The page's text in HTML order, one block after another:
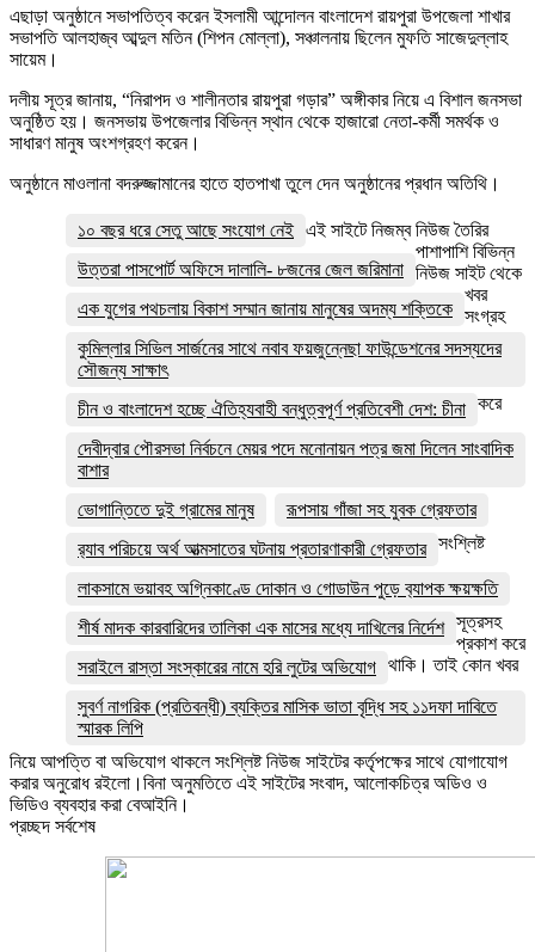
এছাড়া অনুষ্ঠানে সভাপতিত্ব করেন ইসলামী আন্দোলন বাংলাদেশ রায়পুরা উপজেলা শাখার
সভাপতি আলহাজ্ব আব্দুল মতিন (শিপন মোল্লা), সঞ্চালনায় ছিলেন মুফতি সাজেদুল্লাহ
সায়েম।
দলীয় সূত্র জানায়, “নিরাপদ ও শালীনতার রায়পুরা গড়ার” অঙ্গীকার নিয়ে এ বিশাল জনসভা
অনুষ্ঠিত হয়। জনসভায় উপজেলার বিভিন্ন স্থান থেকে হাজারো নেতা-কর্মী সমর্থক ও
সাধারণ মানুষ অংশগ্রহণ করেন।
অনুষ্ঠানে মাওলানা বদরুজ্জামানের হাতে হাতপাখা তুলে দেন অনুষ্ঠানের প্রধান অতিথি।
১০ বছর ধরে সেতু আছে সংযোগ নেই
উত্তরা পাসপোর্ট অফিসে দালালি- ৮জনের জেল জরিমানা
এক যুগের পথচলায় বিকাশ সম্মান জানায় মানুষের অদম্য শক্তিকে
কুমিল্লার সিভিল সার্জনের সাথে নবাব ফয়জুন্নেছা ফাউন্ডেশনের সদস্যদের
সৌজন্য সাক্ষাৎ
চীন ও বাংলাদেশ হচ্ছে ঐতিহ্যবাহী বন্ধুত্বপূর্ণ প্রতিবেশী দেশ: চীনা
দেবীদ্বার পৌরসভা নির্বচনে মেয়র পদে মনোনায়ন পত্র জমা দিলেন সাংবাদিক
বাশার
ভোগান্তিতে দুই গ্রামের মানুষ
রূপসায় গাঁজা সহ যুবক গ্রেফতার
র‌্যাব পরিচয়ে অর্থ আত্মসাতের ঘটনায় প্রতারণাকারী গ্রেফতার
লাকসামে ভয়াবহ অগ্নিকাণ্ডে দোকান ও গোডাউন পুড়ে ব‍্যাপক ক্ষয়ক্ষতি
শীর্ষ মাদক কারবারিদের তালিকা এক মাসের মধ্যে দাখিলের নির্দেশ
সরাইলে রাস্তা সংস্কারের নামে হরি লুটের অভিযোগ
সুবর্ণ নাগরিক (প্রতিবন্ধী) ব্যক্তির মাসিক ভাতা বৃদ্ধি সহ ১১দফা দাবিতে
স্মারক লিপি
এই সাইটে নিজম্ব নিউজ তৈরির
পাশাপাশি বিভিন্ন
নিউজ সাইট থেকে
খবর
সংগ্রহ
করে
সংশ্লিষ্ট
সূত্রসহ
প্রকাশ করে
থাকি। তাই কোন খবর
নিয়ে আপত্তি বা অভিযোগ থাকলে সংশ্লিষ্ট নিউজ সাইটের কর্তৃপক্ষের সাথে যোগাযোগ
করার অনুরোধ রইলো।বিনা অনুমতিতে এই সাইটের সংবাদ, আলোকচিত্র অডিও ও
ভিডিও ব্যবহার করা বেআইনি।
প্রচ্ছদ সর্বশেষ